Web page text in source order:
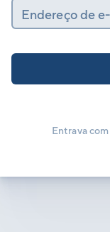
Endereço de
Entrava